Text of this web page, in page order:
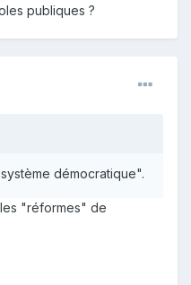
publiques ?
démocratique".
les "réformes" de